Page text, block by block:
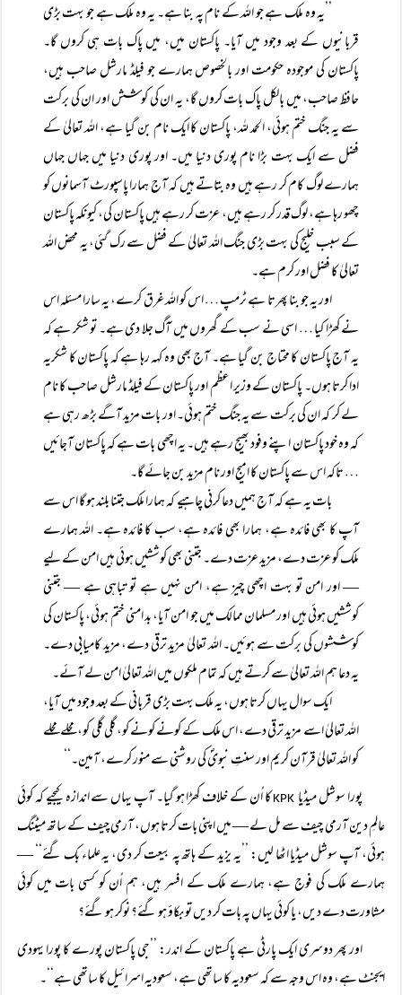
’’یہ وہ ملک ہے جو اللہ کے نام پہ بنا ہے۔ یہ وہ ملک ہے جو بہت بڑی
قربانیوں کے بعد وجود میں آیا۔ پاکستان میں، میں پاک بات ہی کروں گا۔
پاکستان کی موجودہ حکومت اور بالخصوص ہمارے جو فیلڈ مارشل صاحب ہیں،
حافظ صاحب، میں بالکل پاک بات کروں گا، یہ ان کی کوشش اور ان کی برکت
سے یہ جنگ ختم ہوئی، الحمد للہ، پاکستان کا ایک نام بن گیا ہے، اللہ تعالیٰ کے
فضل سے ایک بہت بڑا نام پوری دنیا میں۔ اور پوری دنیا میں جہاں جہاں
ہمارے لوگ کام کر رہے ہیں وہ بتاتے ہیں کہ آج ہمارا پاسپورٹ آسمانوں کو
چھو رہا ہے، لوگ قدر کر رہے ہیں، عزت کر رہے ہیں پاکستان کی، کیونکہ پاکستان
کے سبب خلیج کی بہت بڑی جنگ اللہ تعالیٰ کے فضل سے رک گئی، یہ محض اللہ
تعالیٰ کا فضل اور کرم ہے۔
اور یہ جو بنا پھرتا ہے ٹرمپ … اس کو اللہ غرق کرے، یہ سارا مسئلہ اس
نے کھڑا کیا … اسی نے سب کے گھروں میں آگ جلا دی ہے۔ تو شکر ہے کہ
یہ آج پاکستان کا محتاج بن گیا ہے۔ آج بھی وہ کہہ رہا ہے کہ پاکستان کا شکریہ
ادا کرتا ہوں۔ پاکستان کے وزیر اعظم اور پاکستان کے فیلڈ مارشل صاحب کا نام
لے کر کہ ان کی برکت سے یہ جنگ ختم ہوئی۔ اور بات مزید آگے بڑھ رہی ہے
کہ وہ خود پاکستان اپنے وفود بھیج رہے ہیں۔ یہ اچھی بات ہے کہ پاکستان آجائیں
… تاکہ اس سے پاکستان کا امیج اور نام مزید بن جائے گا۔
بات یہ ہے کہ آج ہمیں دعا کرنی چاہیے کہ ہمارا ملک جتنا بلند ہو گا اس سے
آپ کا بھی فائدہ ہے، ہمارا بھی فائدہ ہے، سب کا فائدہ ہے۔ اللہ ہمارے
ملک کو عزت دے، مزید عزت دے۔ جتنی بھی کوششیں ہوئی ہیں امن کے لیے
— اور امن تو بہت اچھی چیز ہے، امن نہیں ہے تو تباہی ہے — جتنی
کوششیں ہوئی ہیں اور مسلمان ممالک میں جو امن آیا، بد امنی ختم ہوئی، پاکستان کی
کوششوں کی برکت سے ہوئیں۔ اللہ تعالیٰ مزید ترقی دے، مزید کامیابی دے۔
یہ دعا ہم اللہ تعالیٰ سے کرتے ہیں کہ تمام ملکوں میں اللہ تعالیٰ امن لے آئے۔
ایک سوال یہاں کرتا ہوں، یہ ملک بہت بڑی قربانی کے بعد وجود میں آیا،
اللہ تعالیٰ اسے مزید ترقی دے، اس ملک کے کونے کونے کو، گلی گلی کو، محلے محلے
کو اللہ تعالیٰ قرآن کریم اور سنتِ نبویؐ کی روشنی سے منور کرے، آمین۔‘‘
پورا سوشل میڈیا
کا اُن کے خلاف کھڑا ہو گیا۔ آپ یہاں سے اندازہ کیجیے کہ کوئی
عالمِ دین آرمی چیف سے مل لے — میں اپنی بات کرتا ہوں، آرمی چیف کے ساتھ میٹنگ
ہوئی، آپ سوشل میڈیا اٹھا لیں: ’’یہ یزید کے ہاتھ پہ بیعت کر دی، یہ علماء بک گئے‘‘ —
ہمارے ملک کی فوج ہے، ہمارے ملک کے افسر ہیں، ہم اُن کو کسی بات میں کوئی
مشاورت دے دیں، یا کوئی یہاں پہ بات کر دیں تو بکاؤ ہو گئے؟ نوکر ہو گئے؟
اور پھر دوسری ایک پارٹی ہے پاکستان کے اندر: ’’جی پاکستان پورے کا پورا یہودی
ایجنٹ ہے، وہ اس وجہ سے کہ سعودیہ کا ساتھی ہے، سعودیہ اسرائیل کا ساتھی ہے‘‘۔